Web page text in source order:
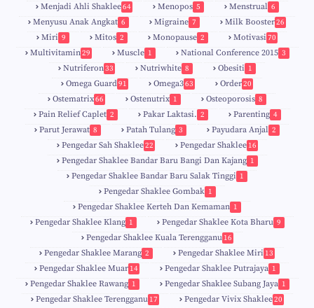
Menjadi Ahli Shaklee64 Menopos 5 Menstrual 6
Menyusu Anak Angkat 6 Migraine 7 Milk Booster26
Miri 9 Mitos 2 Monopause 2 Motivasi 70
Multivitamin29 Muscle 1 National Conference 2015 3
Nutriferon33 Nutriwhite 8 Obesiti 1
Omega Guard91 Omega363 Order20
Ostematrix66 Ostenutrix 1 Osteoporosis 8
Pain Relief Caplet 2 Pakar Laktasi. 2 Parenting 4
Parut Jerawat 8 Patah Tulang 3 Payudara Anjal 2
Pengedar Sah Shaklee22
9
Pengedar Shaklee 16
5
Pengedar Shaklee Bandar Baru Bangi Dan Kajang 1
Pengedar Shaklee Bandar Baru Salak Tinggi 1
Pengedar Shaklee Gombak 1
Pengedar Shaklee Kerteh Dan Kemaman 1
Pengedar Shaklee Klang 1 Pengedar Shaklee Kota Bharu 9
Pengedar Shaklee Kuala Terengganu 16
4
Pengedar Shaklee Marang 2 Pengedar Shaklee Miri 13
1
Pengedar Shaklee Muar 14
0
Pengedar Shaklee Putrajaya 1
Pengedar Shaklee Rawang 1 Pengedar Shaklee Subang Jaya 1
Pengedar Shaklee Terengganu 17 Pengedar Vivix Shaklee20